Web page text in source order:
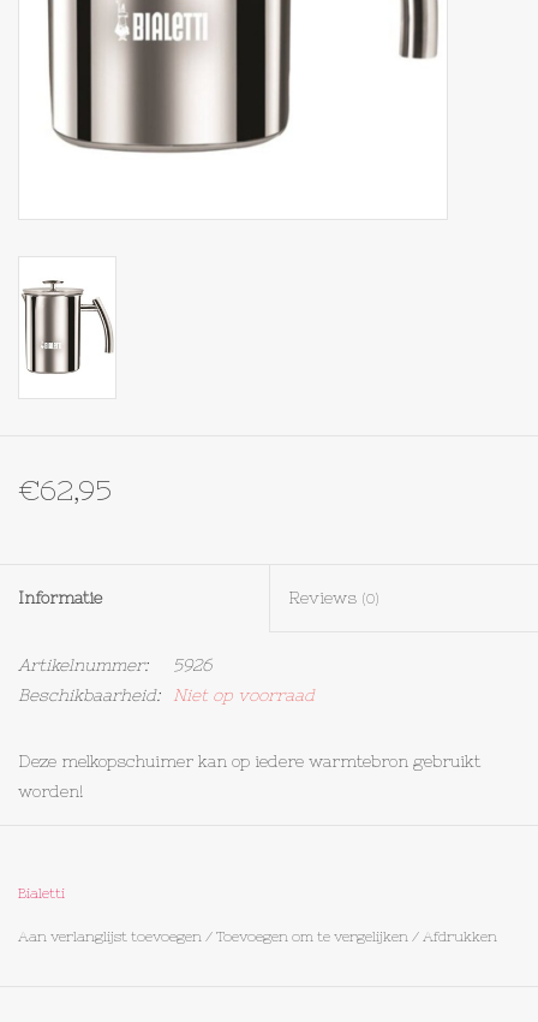
Lifestyle
Keukenspullen
Food
Boeken
Bakken
Hout
€62,95
Informatie Reviews (0)
Artikelnummer:
5926
Beschikbaarheid:
Niet op voorraad
Deze melkopschuimer kan op iedere warmtebron gebruikt
worden!
Bialetti
Aan verlanglijst toevoegen / Toevoegen om te vergelijken / Afdrukken